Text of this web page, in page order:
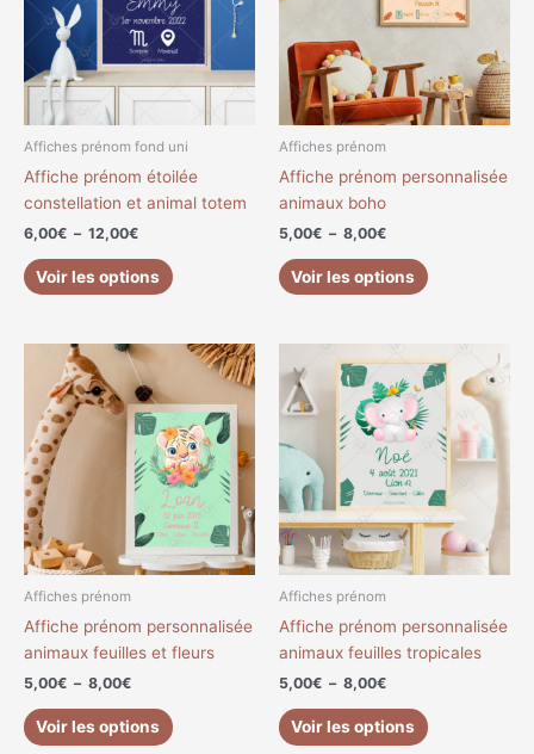
Affiches prénom fond uni
Affiche prénom étoilée
constellation et animal totem
6,00€ – 12,00€
Voir les options
variations.
Les
options
peuvent
choisies
sur
produit
Affiches prénom
Affiche prénom personnalisée
animaux boho
5,00€ – 8,00€
Voir les options
variations.
options
peuvent
être
produit
Affiches prénom
Affiche prénom personnalisée
animaux feuilles et fleurs
5,00€ – 8,00€
Plage
de
prix :
5,00€
8,00€
Voir les options
Ce
produit
a
plusieurs
variations.
Les
options
peuvent
être
sur
la
produit
Affiches prénom
Affiche prénom personnalisée
animaux feuilles tropicales
5,00€ – 8,00€
prix :
5,00€
à
8,00€
Voir les options
Ce
produit
a
plusieurs
variations.
Les
options
peuvent
être
sur
la
produit